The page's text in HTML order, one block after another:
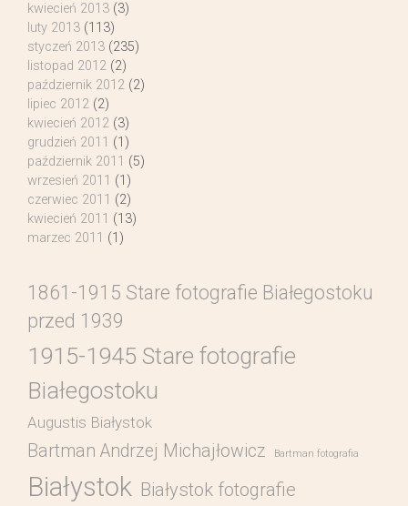
kwiecień 2013 (3)
luty 2013 (113)
styczeń 2013 (235)
listopad 2012 (2)
październik 2012 (2)
lipiec 2012 (2)
kwiecień 2012 (3)
grudzień 2011 (1)
październik 2011 (5)
wrzesień 2011 (1)
czerwiec 2011 (2)
kwiecień 2011 (13)
marzec 2011 (1)
1861-1915 Stare fotografie Białegostoku
przed 1939
1915-1945 Stare fotografie
Białegostoku
Augustis Białystok
Bartman Andrzej Michajłowicz Bartman fotografia
Białystok Białystok fotografie